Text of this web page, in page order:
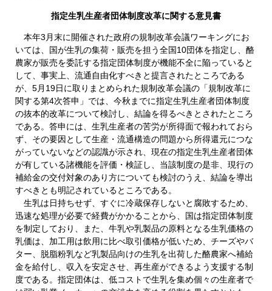
指定生乳生産者団体制度改革に関する意見書
本年3月末に開催された政府の規制改革会議ワーキングにお
いては、国が生乳の集荷・販売を担う全国10団体を指定し、酪
農家が販売を委託する指定団体制度が機能不全に陥っていると
して、事実上、流通自由化すべきと提言されたところである
が、5月19日に取りまとめられた規制改革会議の「規制改革に
関する第4次答申」では、今秋までに指定生乳生産者団体制度
の抜本的改革について検討し、結論を得るべきとされたところ
である。答申には、生乳生産者の苦労が所得面で報われておら
ず、その要因として生産・流通構造の問題から所得還元につな
がっていないなどの認識が示され、現在の指定生乳生産者団体
が有している諸機能を評価・検証し、当該制度の是非、現行の
補給金の交付対象のあり方についても検討のうえ、結論を導出
すべきとも明記されているところである。
生乳は日持ちせず、すぐに冷蔵保存しないと腐敗するため、
迅速な処理が必要で経費がかかることから、国は指定団体制度
を制定しており、また、牛乳や乳製品の原料となる生乳価格の
乳価は、加工用は飲用に比べ取引価格が低いため、チーズやバ
ター、脱脂粉乳など乳製品向けの生乳を出荷した酪農家へ補給
金を給付し、収入を安定させ、再生産ができるよう支援する制
度である。指定団体は、低コストで生乳を集め個々の生産者で